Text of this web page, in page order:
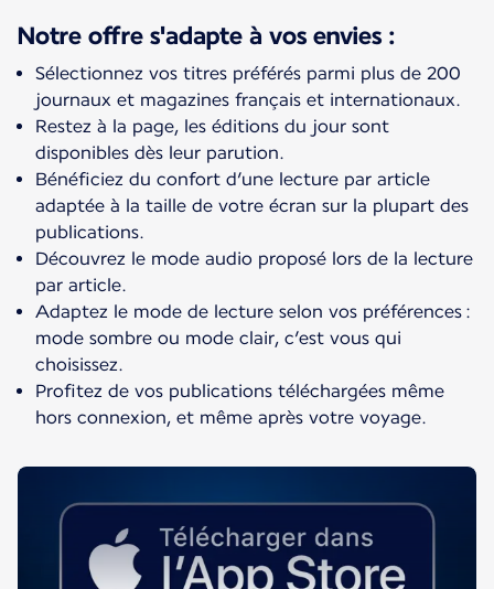
Notre offre s'adapte à vos envies :
Sélectionnez vos titres préférés parmi plus de 200
journaux et magazines français et internationaux.
Restez à la page, les éditions du jour sont
disponibles dès leur parution.
Bénéficiez du confort d’une lecture par article
adaptée à la taille de votre écran sur la plupart des
publications.
Découvrez le mode audio proposé lors de la lecture
par article.
Adaptez le mode de lecture selon vos préférences :
mode sombre ou mode clair, c’est vous qui
choisissez.
Profitez de vos publications téléchargées même
hors connexion, et même après votre voyage.